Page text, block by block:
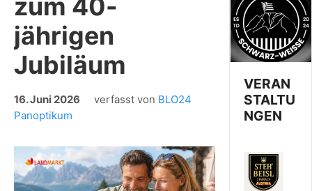
zum 40-
jährigen
Jubiläum
16. Juni 2026 verfasst von BLO24
Panoptikum
VERAN
STALTU
NGEN